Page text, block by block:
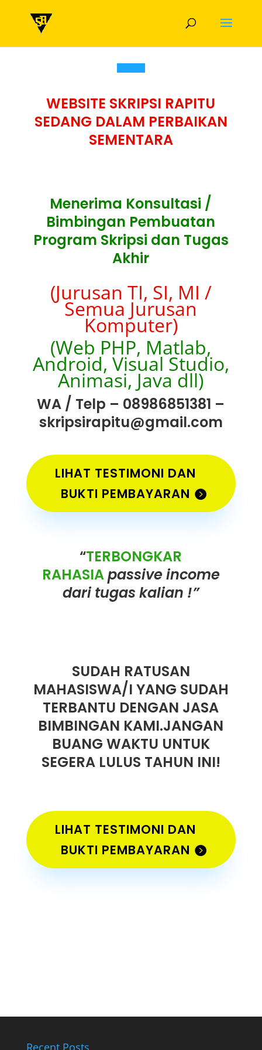
WEBSITE SKRIPSI RAPITU
SEDANG DALAM PERBAIKAN
SEMENTARA
Menerima Konsultasi /
Bimbingan Pembuatan
Program Skripsi dan Tugas
Akhir
(Jurusan TI, SI, MI /
Semua Jurusan
Komputer)
(Web PHP, Matlab,
Android, Visual Studio,
Animasi, Java dll)
WA / Telp – 08986851381 –
skripsirapitu@gmail.com
LIHAT TESTIMONI DAN
BUKTI PEMBAYARAN
“TERBONGKAR
RAHASIApassive income
dari tugas kalian !”
SUDAH RATUSAN
MAHASISWA/I YANG SUDAH
TERBANTU DENGAN JASA
BIMBINGAN KAMI.JANGAN
BUANG WAKTU UNTUK
SEGERA LULUS TAHUN INI!
LIHAT TESTIMONI DAN
BUKTI PEMBAYARAN
Recent Posts